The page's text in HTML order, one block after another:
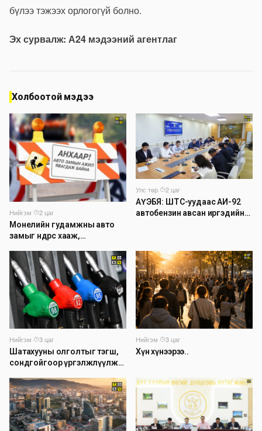
бүлээ тэжээх орлогогүй болно.
Эх сурвалж: А24 мэдээний агентлаг
Холбоотой мэдээ
Нийгэм·
2 цаг
Монелийн гудамжны авто
замыг өнөөдрөөс хааж,
Улс төр·
2 цаг
АҮЭБЯ: ШТС-уудаас АИ-92
автобензин авсан иргэдийн
Нийгэм·
3 цаг
Шатахууны олголтыг тэгш,
сондгойгоор үргэлжлүүлж
Нийгэм·
3 цаг
Хүн хүнээрээ..